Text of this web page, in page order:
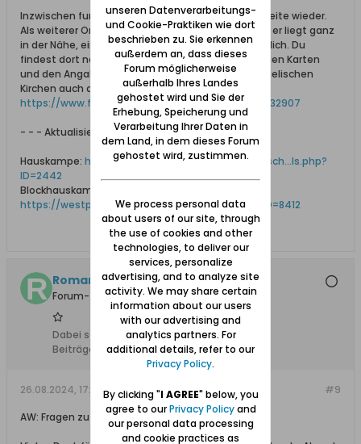
Inzwischen funktioniert auch die Westpreussen-Seite wieder.
Als weiterer Ort wird Blockhauskampe angegeben, er liegt ganz
in der Nähe, ein paar Kilometer weiter ost-nordöstlich. Du
findest dort neben den Links zu den entsprechenden Karten
und den Angaben zu den unterschiedlichen evangelischen
Kirchen auch die HOK von Blockhauskampe:
https://www.familysearch.org/ark:/61...760&cat=232907
- - - Aktualisiert - - -
Hauskampe: https://westpreussen.de/pages/forsch...ls.php?
ID=2442
Blockhauskampe:
https://westpreussen.de/pages/forsch...ls.php?ID=8412
Roman Ko
Forum-Teilnehmer
Dabei seit:
24.08.2024
Beiträge:
14
#9
26.08.2024, 17:20
AW: Fragen zu Hauskampe
unseren Datenverarbeitungs-
und Cookie-Praktiken wie dort
beschrieben zu. Sie erkennen
außerdem an, dass dieses
Forum möglicherweise
außerhalb Ihres Landes
gehostet wird und Sie der
Erhebung, Speicherung und
Verarbeitung Ihrer Daten in
dem Land, in dem dieses Forum
gehostet wird, zustimmen.
We process personal data
about users of our site, through
the use of cookies and other
technologies, to deliver our
services, personalize
advertising, and to analyze site
activity. We may share certain
information about our users
with our advertising and
analytics partners. For
additional details, refer to our
Privacy Policy.
By clicking "I AGREE" below, you
agree to ourPrivacy Policyand
our personal data processing
and cookie practices as